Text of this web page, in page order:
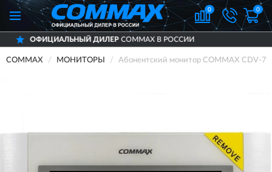
0 0
ДИЛЕРCOMMAX В РОССИИ
COMMAX МОНИТОРЫ Абонентский монитор COMMAX CDV-